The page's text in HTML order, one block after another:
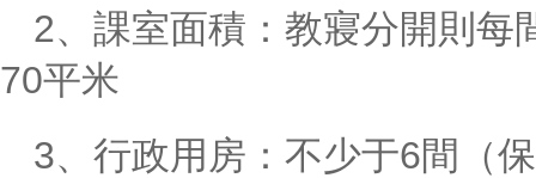
2、課室面積：教寢分開則每
70平米
3、行政用房：不少于6間（